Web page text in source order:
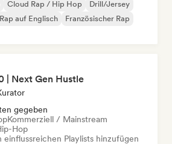
Cloud Rap / Hip Hop
Drill/Jersey
Rap auf Englisch
Französischer Rap
| Next Gen Hustle
gegeben
Kommerziell / Mainstream
Hop
einflussreichen Playlists hinzufügen